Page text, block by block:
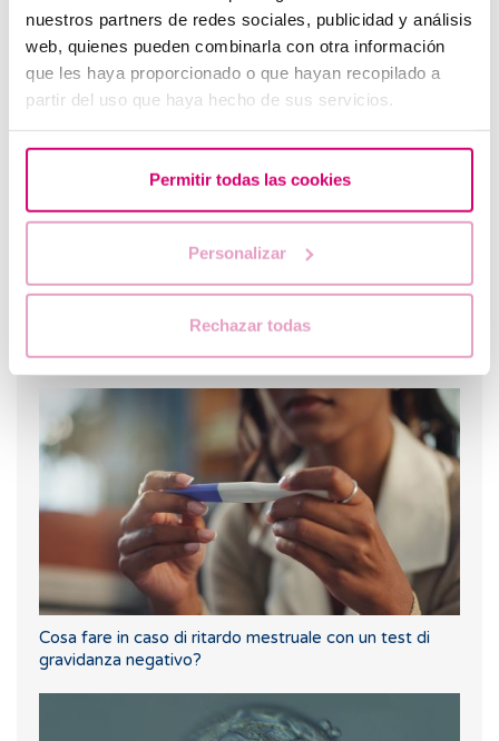
nuestros partners de redes sociales, publicidad y análisis
web, quienes pueden combinarla con otra información
que les haya proporcionado o que hayan recopilado a
partir del uso que haya hecho de sus servicios.
Permitir todas las cookies
Personalizar
Rechazar todas
Quando fare un test di gravidanza dopo una FIV
Spotting: cos'è e come influisce sulla fertilità?
Cosa fare in caso di ritardo mestruale con un test di
gravidanza negativo?